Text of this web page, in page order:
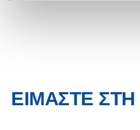
ΕΊΜΑΣΤΕ